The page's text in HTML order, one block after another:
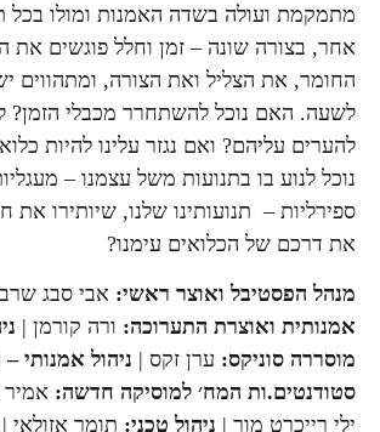
מתמקמת ועולה בשדה האמנות ומולו בכל
אחר, בצורה שונה – זמן וחלל פוגשים את
החומר, את הצליל ואת הצורה, ומתהווים
לשעה. האם נוכל להשתחרר מכבלי הזמן?
להערים עליהם? ואם נגזר עלינו להיות
נוכל לנוע בו בתנועות משל עצמנו –
ספירליות – תנועותינו שלנו, שיותירו את
את דרכם של הכלואים עימנו?
מנהל הפסטיבל ואוצר ראשי: אבי סבג
אמנותית ואוצרת התערוכה: ורה קורמן |
מוסררה סוניקס: ערן זקס | ניהול אמנותי
סטודנטים.ות המח׳ למוסיקה חדשה: אמיר
ילי רייכרט מור | ניהול טכני: תומר אזולאי |